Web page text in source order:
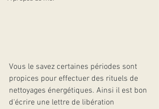
Vous le savez certaines périodes sont
propices pour effectuer des rituels de
nettoyages énergétiques. Ainsi il est bon
d'écrire une lettre de libération